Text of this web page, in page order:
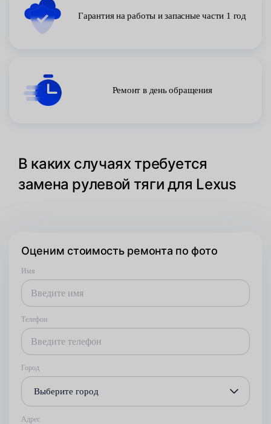
Гарантия на работы и запасные части 1 год
Ремонт в день обращения
В каких случаях требуется
замена рулевой тяги для Lexus
Оценим стоимость ремонта по фото
Имя
Телефон
Город
Выберите город
Адрес